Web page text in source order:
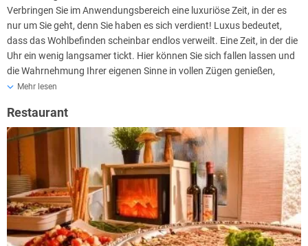
stets eine optimale Wellnesserfahrung sowie ein Höchstmaß an
Verwöhnung zu bieten. Erleben Sie die perfekte Symbiose aus
Erholung, Genuss und Gesundheit im Vital- und Wellnesshotel
Verbringen Sie im Anwendungsbereich eine luxuriöse Zeit, in der es
nur um Sie geht, denn Sie haben es sich verdient! Luxus bedeutet,
dass das Wohlbefinden scheinbar endlos verweilt. Eine Zeit, in der die
Uhr ein wenig langsamer tickt. Hier können Sie sich fallen lassen und
die Wahrnehmung Ihrer eigenen Sinne in vollen Zügen genießen,
während Sie sich durch wohltuende Anwendungen verwöhnen
Ihr individuelles Wohlbefinden im Mittelpunkt. Lassen Sie sich von den
individuellen Pflegekonzepten inspirieren, die unter anderem die
natürliche Heilkraft von Trauben nutzen oder erleben Sie
revitalisierende Massagetechniken
. An der Wellness-Rezeption
werden Sie über das breite Angebot an Wellnessanwendungen
intensiv beraten. Dadurch erhalten Sie ein individuell auf Sie
abgestimmtes Konzept zur optimalen Gestaltung Ihrer persönlichen
Mehr lesen
Restaurant